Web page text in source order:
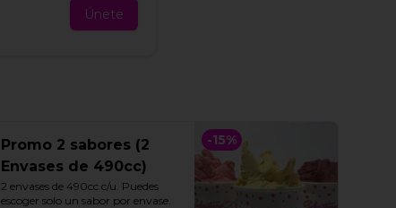
Únete
-15%
Promo 2 sabores (2
Envases de 490cc)
2 envases de 490cc c/u. Puedes
escoger solo un sabor por envase.